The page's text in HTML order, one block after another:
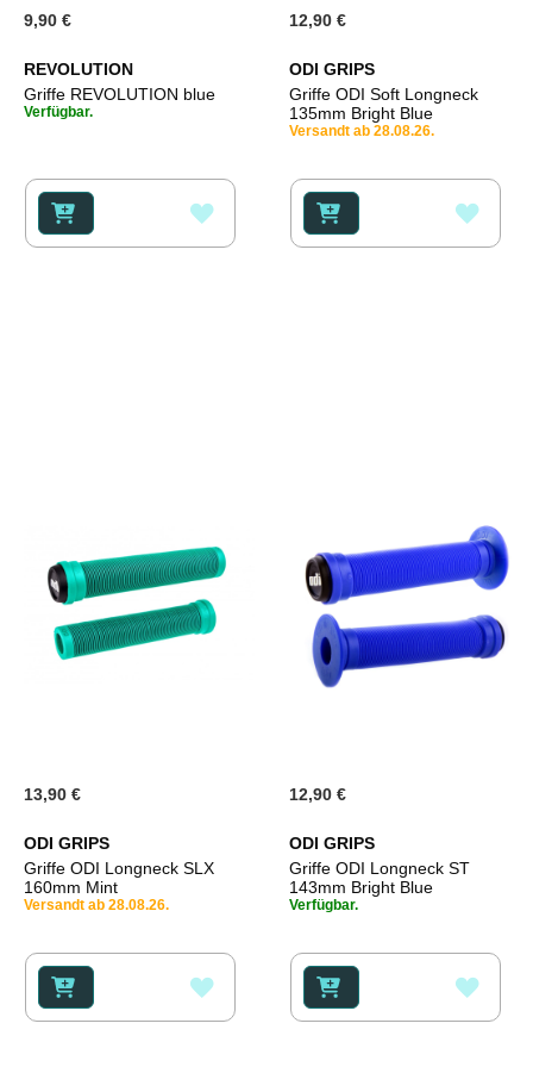
9,90 €
REVOLUTION
Griffe REVOLUTION blue
Verfügbar.
WUNSCHLISTE
12,90 €
ODI GRIPS
Griffe ODI Soft Longneck
135mm Bright Blue
Versandt ab 28.08.26.
13,90 €
ODI GRIPS
Griffe ODI Longneck SLX
160mm Mint
Versandt ab 28.08.26.
WUNSCHLISTE
12,90 €
ODI GRIPS
Griffe ODI Longneck ST
143mm Bright Blue
Verfügbar.